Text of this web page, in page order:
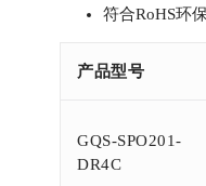
符合RoHS环
产品型号
GQS-SPO201-
DR4C